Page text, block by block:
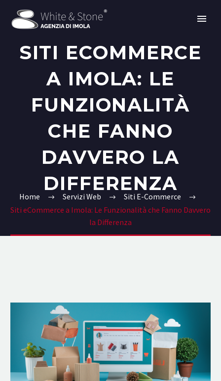
SITI ECOMMERCE
A IMOLA: LE
FUNZIONALITÀ
CHE FANNO
DAVVERO LA
DIFFERENZA
Home Servizi Web
Siti E-Commerce
Siti eCommerce a Imola: Le Funzionalità che Fanno Davvero
la Differenza